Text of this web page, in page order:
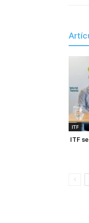
ITF
ITF